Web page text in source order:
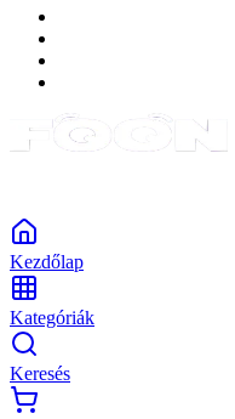
Kezdőlap
Kategóriák
Keresés